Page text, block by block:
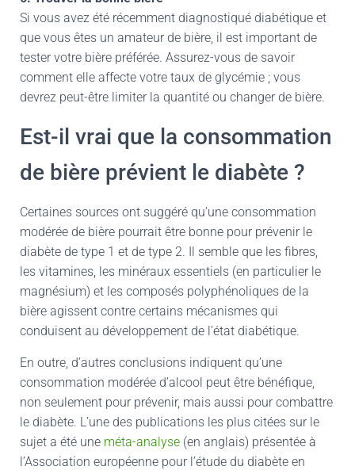
Si vous avez été récemment diagnostiqué diabétique et
que vous êtes un amateur de bière, il est important de
tester votre bière préférée. Assurez-vous de savoir
comment elle affecte votre taux de glycémie ; vous
devrez peut-être limiter la quantité ou changer de bière.
Est-il vrai que la consommation
de bière prévient le diabète ?
Certaines sources ont suggéré qu’une consommation
modérée de bière pourrait être bonne pour prévenir le
diabète de type 1 et de type 2. Il semble que les fibres,
les vitamines, les minéraux essentiels (en particulier le
magnésium) et les composés polyphénoliques de la
bière agissent contre certains mécanismes qui
conduisent au développement de l’état diabétique.
En outre, d’autres conclusions indiquent qu’une
consommation modérée d’alcool peut être bénéfique,
non seulement pour prévenir, mais aussi pour combattre
le diabète. L’une des publications les plus citées sur le
sujet a été une méta-analyse (en anglais) présentée à
l’Association européenne pour l’étude du diabète en